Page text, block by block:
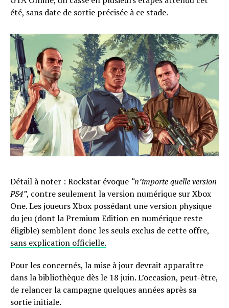
été, sans date de sortie précisée à ce stade.
Détail à noter : Rockstar évoque “n’importe quelle version
PS4”, contre seulement la version numérique sur Xbox
One. Les joueurs Xbox possédant une version physique
du jeu (dont la Premium Edition en numérique reste
éligible) semblent donc les seuls exclus de cette offre,
sans explication officielle.
Pour les concernés, la mise à jour devrait apparaître
dans la bibliothèque dès le 18 juin. L’occasion, peut-être,
de relancer la campagne quelques années après sa
sortie initiale.